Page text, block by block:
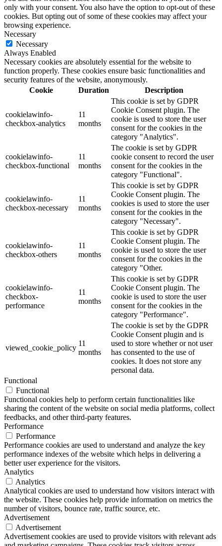
only with your consent. You also have the option to opt-out of these
cookies. But opting out of some of these cookies may affect your
browsing experience.
Necessary
Necessary
Always Enabled
Necessary cookies are absolutely essential for the website to
function properly. These cookies ensure basic functionalities and
security features of the website, anonymously.
Cookie
Duration Description
cookielawinfo-
checkbox-analytics
11
months
This cookie is set by GDPR
Cookie Consent plugin. The
cookie is used to store the user
consent for the cookies in the
category "Analytics".
cookielawinfo-
checkbox-functional
11
months
The cookie is set by GDPR
cookie consent to record the user
consent for the cookies in the
category "Functional".
cookielawinfo-
checkbox-necessary
11
months
This cookie is set by GDPR
Cookie Consent plugin. The
cookies is used to store the user
consent for the cookies in the
category "Necessary".
cookielawinfo-
checkbox-others
11
months
This cookie is set by GDPR
Cookie Consent plugin. The
cookie is used to store the user
consent for the cookies in the
category "Other.
cookielawinfo-
checkbox-
performance
11
months
This cookie is set by GDPR
Cookie Consent plugin. The
cookie is used to store the user
consent for the cookies in the
category "Performance".
viewed_cookie_policy
11
months
The cookie is set by the GDPR
Cookie Consent plugin and is
used to store whether or not user
has consented to the use of
cookies. It does not store any
personal data.
Functional
Functional
Functional cookies help to perform certain functionalities like
sharing the content of the website on social media platforms, collect
feedbacks, and other third-party features.
Performance
Performance
Performance cookies are used to understand and analyze the key
performance indexes of the website which helps in delivering a
better user experience for the visitors.
Analytics
Analytics
Analytical cookies are used to understand how visitors interact with
the website. These cookies help provide information on metrics the
number of visitors, bounce rate, traffic source, etc.
Advertisement
Advertisement
Advertisement cookies are used to provide visitors with relevant ads